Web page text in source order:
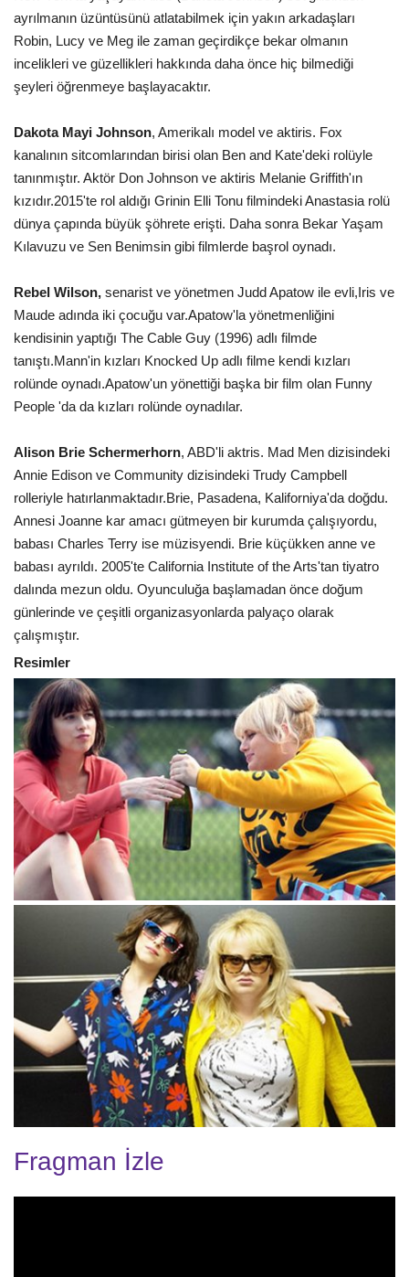
ayrılmanın üzüntüsünü atlatabilmek için yakın arkadaşları
Robin, Lucy ve Meg ile zaman geçirdikçe bekar olmanın
incelikleri ve güzellikleri hakkında daha önce hiç bilmediği
şeyleri öğrenmeye başlayacaktır.
Dakota Mayi Johnson, Amerikalı model ve aktiris. Fox
kanalının sitcomlarından birisi olan Ben and Kate'deki rolüyle
tanınmıştır. Aktör Don Johnson ve aktiris Melanie Griffith'ın
kızıdır.2015'te rol aldığı Grinin Elli Tonu filmindeki Anastasia rolü
dünya çapında büyük şöhrete erişti. Daha sonra Bekar Yaşam
Kılavuzu ve Sen Benimsin gibi filmlerde başrol oynadı.
Rebel Wilson, senarist ve yönetmen Judd Apatow ile evli,Iris ve
Maude adında iki çocuğu var.Apatow'la yönetmenliğini
kendisinin yaptığı The Cable Guy (1996) adlı filmde
tanıştı.Mann'in kızları Knocked Up adlı filme kendi kızları
rolünde oynadı.Apatow'un yönettiği başka bir film olan Funny
People 'da da kızları rolünde oynadılar.
Alison Brie Schermerhorn, ABD'li aktris. Mad Men dizisindeki
Annie Edison ve Community dizisindeki Trudy Campbell
rolleriyle hatırlanmaktadır.Brie, Pasadena, Kaliforniya'da doğdu.
Annesi Joanne kar amacı gütmeyen bir kurumda çalışıyordu,
babası Charles Terry ise müzisyendi. Brie küçükken anne ve
babası ayrıldı. 2005'te California Institute of the Arts'tan tiyatro
dalında mezun oldu. Oyunculuğa başlamadan önce doğum
günlerinde ve çeşitli organizasyonlarda palyaço olarak
çalışmıştır.
Resimler
Fragman İzle